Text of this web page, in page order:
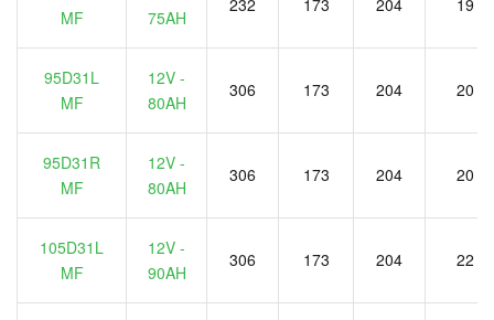
MF
75AH
232 173 204 19
95D31L
MF
12V -
80AH
306 173 204 20
95D31R
MF
12V -
80AH
306 173 204 20
105D31L
MF
12V -
90AH
306 173 204 22